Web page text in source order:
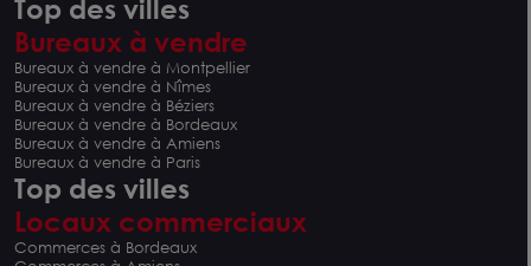
Top des villes
Bureaux à vendre
Bureaux à vendre à Montpellier
Bureaux à vendre à Nîmes
Bureaux à vendre à Béziers
Bureaux à vendre à Bordeaux
Bureaux à vendre à Amiens
Bureaux à vendre à Paris
Top des villes
Locaux commerciaux
Commerces à Bordeaux